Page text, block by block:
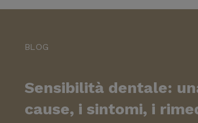
BLOG
Sensibilità dentale:
cause, i sintomi, i